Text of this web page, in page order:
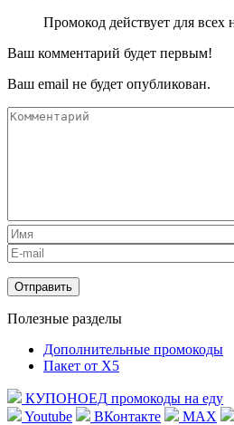
Промокод действует для всех
Ваш комментарий будет первым!
Ваш email не будет опубликован.
Полезные разделы
Дополнительные промокоды
Пакет от X5
КУПОНОЕД промокоды на еду
Youtube
ВКонтакте MAX